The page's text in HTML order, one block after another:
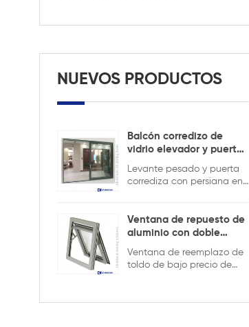
NUEVOS PRODUCTOS
Balcón corredizo de
vidrio elevador y puerta
corrediza
Levante pesado y puerta
corrediza con persiana en
privacidad.
Ventana de repuesto de
aluminio con doble
Ventana de reemplazo de
toldo de bajo precio de
la rejilla en el diseño hueco,